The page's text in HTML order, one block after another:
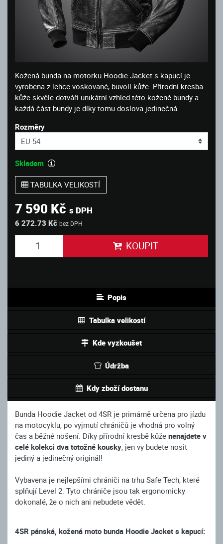
Kožená bunda na motorku Hoodie Jacket s kapucí je
vyrobena z lehce voskované, buvolí kůže. Přírodní kresba
kůže skvěle dotváří unikátní vzhled této kožené bundy a
každá část bundy je díky tomu doslova jedinečná.
Rozměry
Skladem
TABULKA VELIKOSTÍ
7 590 Kč s DPH
6 272.73 Kč bez DPH
KOUPIT
Popis
Tabulka velikostí
Kde vyzkoušet
Údržba
Kdy zboží dostanu
Bunda Hoodie Jacket od 4SR je primárně určena pro jízdu
na motocyklu, po vyjmutí chráničů je vhodná pro volný
čas a běžné nošení. Díky přírodní kresbě kůže nenajdete v
celé kolekci dva totožné kousky, jen vy budete nosit
jediný a jedinečný originál!
Vybavena je nejlepšími chrániči na trhu Safe Tech, které
splňují Level 2. Tyto chrániče jsou tak ergonomicky
dokonalé, že o nich ani nebudete vědět.
4SR pánská, kožená moto bunda Hoodie Jacket s kapucí: